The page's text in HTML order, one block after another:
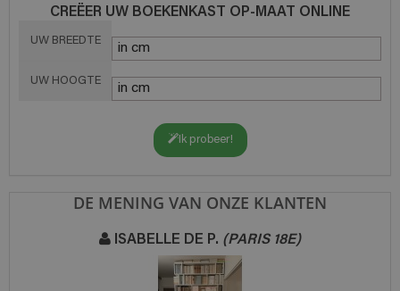
CREËER UW BOEKENKAST OP-MAAT ONLINE
UW BREEDTE
UW HOOGTE
Ik probeer!
DE MENING VAN ONZE KLANTEN
ISABELLE DE P. (PARIS 18E)